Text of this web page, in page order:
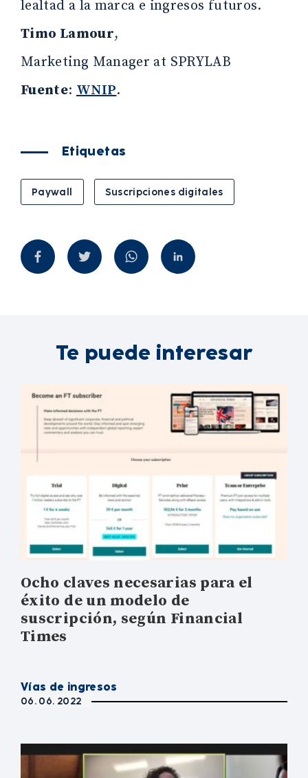
lealtad a la marca e ingresos futuros.
Timo Lamour,
Marketing Manager at SPRYLAB
Fuente:WNIP.
Etiquetas
Paywall Suscripciones digitales
Te puede interesar
Ocho claves necesarias para el
éxito de un modelo de
suscripción, según Financial
Times
Vías de ingresos
06. 06. 2022